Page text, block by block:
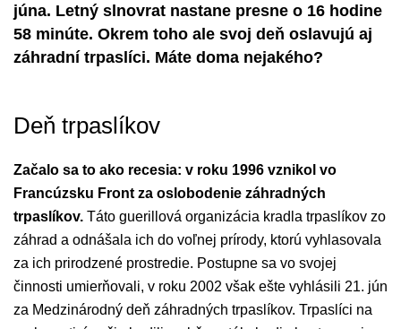
júna. Letný slnovrat nastane presne o 16 hodine
58 minúte. Okrem toho ale svoj deň oslavujú aj
záhradní trpaslíci. Máte doma nejakého?
Deň trpaslíkov
Začalo sa to ako recesia: v roku 1996 vznikol vo
Francúzsku Front za oslobodenie záhradných
trpaslíkov. Táto guerillová organizácia kradla trpaslíkov zo
záhrad a odnášala ich do voľnej prírody, ktorú vyhlasovala
za ich prirodzené prostredie. Postupne sa vo svojej
činnosti umierňovali, v roku 2002 však ešte vyhlásili 21. jún
za Medzinárodný deň záhradných trpaslíkov. Trpaslíci na